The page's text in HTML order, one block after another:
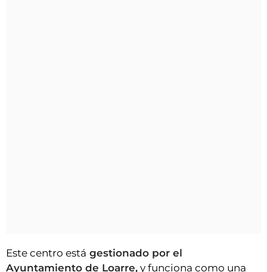
Este centro está gestionado por el
Ayuntamiento de Loarre, y funciona como una